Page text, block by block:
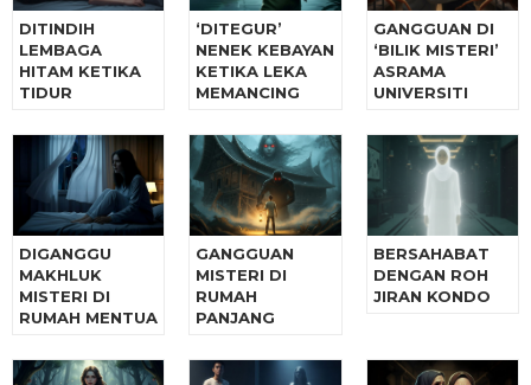
DITINDIH
LEMBAGA
HITAM KETIKA
TIDUR
‘DITEGUR’
NENEK KEBAYAN
KETIKA LEKA
MEMANCING
GANGGUAN DI
‘BILIK MISTERI’
ASRAMA
UNIVERSITI
DIGANGGU
MAKHLUK
MISTERI DI
RUMAH MENTUA
GANGGUAN
MISTERI DI
RUMAH
PANJANG
BERSAHABAT
DENGAN ROH
JIRAN KONDO